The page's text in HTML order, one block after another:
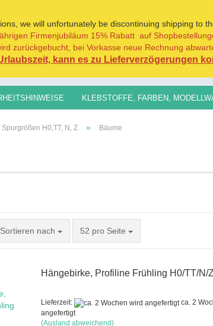
Sprache
we will unfortunately be discontinuing shipping to
Firmenjubiläum 15% Rabatt auf
zurückgebucht, bei Vorkasse neue Rechnung
kann es zu Lieferverzögerungen
KLEBSTOFFE, FARBEN,
N, Z
Spurgrößen H0,TT, N, Z » Bäume
Sortieren nach 52 pro Seite
Hängebirke, Profiline Frühling H0/TT/N/Z
Lieferzeit:
ca. 2
angefertigt
(Ausland abweichend)